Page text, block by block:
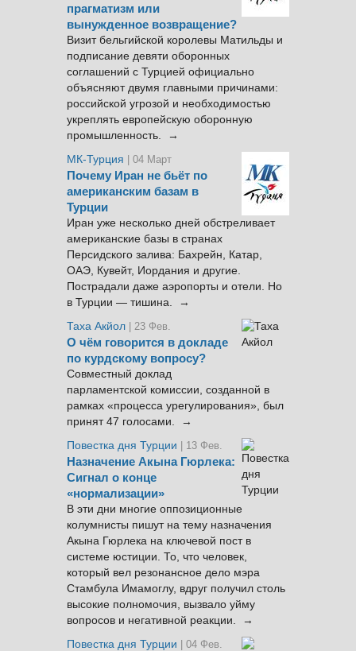
прагматизм или
вынужденное возвращение?
Визит бельгийской королевы Матильды и
подписание девяти оборонных
соглашений с Турцией официально
объясняют двумя главными причинами:
российской угрозой и необходимостью
укреплять европейскую оборонную
промышленность. →
МК-Турция
| 04 Март
Почему Иран не бьёт по
американским базам в
Турции
Иран уже несколько дней обстреливает
американские базы в странах
Персидского залива: Бахрейн, Катар,
ОАЭ, Кувейт, Иордания и другие.
Пострадали даже аэропорты и отели. Но
в Турции — тишина. →
Таха Акйол | 23 Фев.
О чём говорится в докладе
по курдскому вопросу?
Совместный доклад
парламентской комиссии, созданной в
рамках «процесса урегулирования», был
принят 47 голосами. →
Повестка дня Турции
| 13 Фев.
Назначение Акына Гюрлека:
Сигнал о конце
«нормализации»
В эти дни многие оппозиционные
колумнисты пишут на тему назначения
Акына Гюрлека на ключевой пост в
системе юстиции. То, что человек,
который вел резонансное дело мэра
Стамбула Имамоглу, вдруг получил столь
высокие полномочия, вызвало уйму
вопросов и негативной реакции. →
Повестка дня Турции
| 04 Фев.